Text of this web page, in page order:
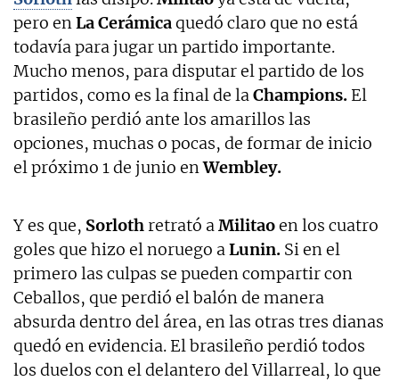
pero enLa Cerámicaquedó claro que no está
todavía para jugar un partido importante.
Mucho menos, para disputar el partido de los
partidos, como es la final de laChampions. El
brasileño perdió ante los amarillos las
opciones, muchas o pocas, de formar de inicio
el próximo 1 de junio enWembley.
Y es que, Sorlothretrató aMilitaoen los cuatro
goles que hizo el noruego aLunin. Si en el
primero las culpas se pueden compartir con
Ceballos, que perdió el balón de manera
absurda dentro del área, en las otras tres dianas
quedó en evidencia. El brasileño perdió todos
los duelos con el delantero del Villarreal, lo que